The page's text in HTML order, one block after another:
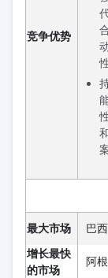
竞争优势
最大市场
巴西
增长最快
的市场
阿